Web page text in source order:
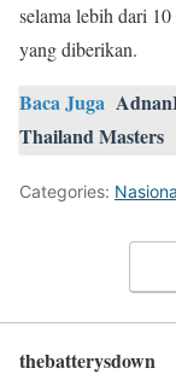
selama lebih dari
yang diberikan.
Baca Juga
Thailand Masters
Categories:
thebatterysdown